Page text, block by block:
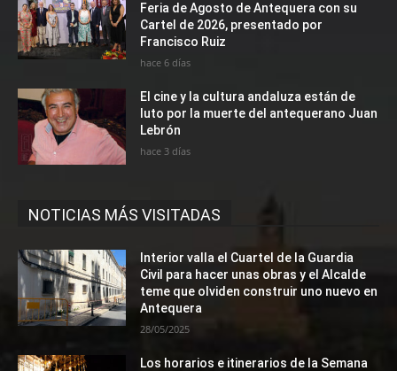
Feria de Agosto de Antequera con su
Cartel de 2026, presentado por
Francisco Ruiz
hace 6 días
El cine y la cultura andaluza están de
luto por la muerte del antequerano Juan
Lebrón
hace 3 días
NOTICIAS MÁS VISITADAS
Interior valla el Cuartel de la Guardia
Civil para hacer unas obras y el Alcalde
teme que olviden construir uno nuevo en
Antequera
28/05/2025
Los horarios e itinerarios de la Semana